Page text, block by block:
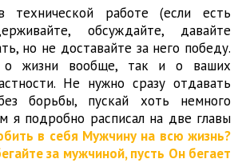
технической работе (если есть
обсуждайте, давайте
но не доставайте за него победу.
о жизни вообще, так и о ваших
Не нужно сразу отдавать
борьбы, пускай хоть немного
я подробно расписал на две главы
в себя Мужчину на всю жизнь?
за мужчиной, пусть Он бегает